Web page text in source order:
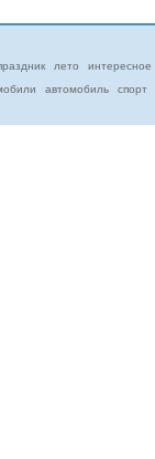
лето интересное
автомобиль спорт